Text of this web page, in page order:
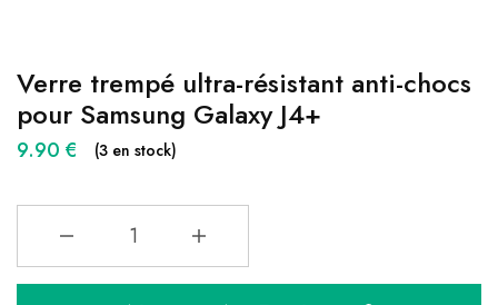
Verre trempé ultra-résistant anti-chocs
pour Samsung Galaxy J4+
9.90 € (3 en stock)